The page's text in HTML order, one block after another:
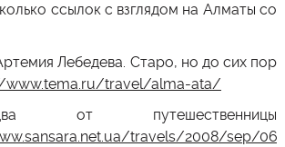
ссылок с взглядом на Алматысо
Лебедева. Старо, но до сих пор
www.tema.ru/travel/alma-ata/
от путешественницы
travels/2008/sep/06